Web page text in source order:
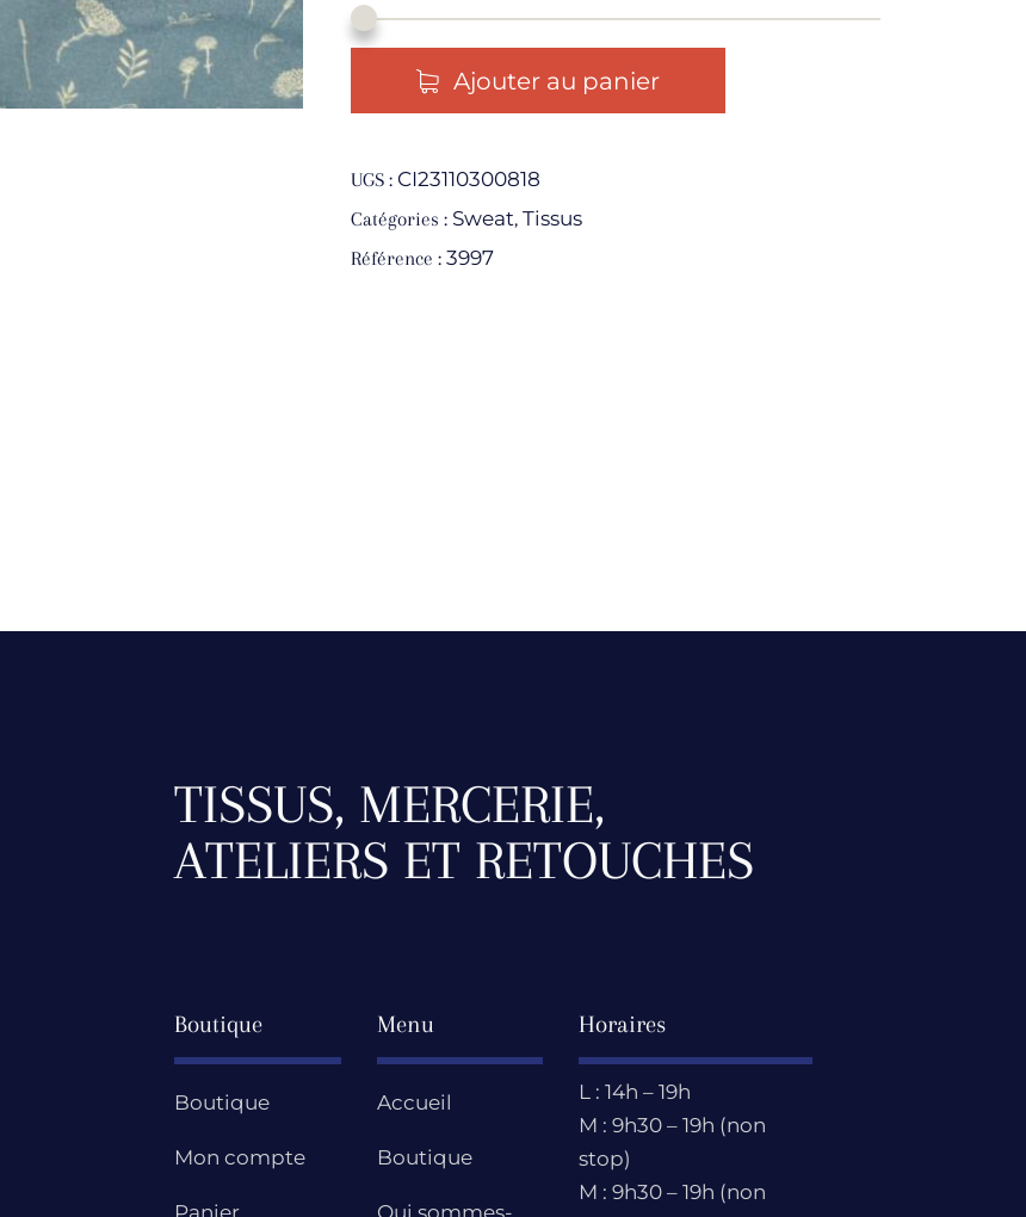
Ajouter au panier
UGS : CI23110300818
Catégories : Sweat, Tissus
Référence : 3997
TISSUS, MERCERIE,
ATELIERS ET RETOUCHES
Boutique
Boutique
Mon compte
Panier
Menu
Accueil
Boutique
Qui sommes-
Horaires
L : 14h – 19h
M : 9h30 – 19h (non
stop)
M : 9h30 – 19h (non